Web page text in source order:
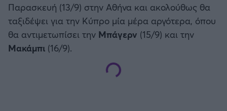
Παρασκευή (13/9) στην Αθήνα και ακολούθως θα
ταξιδέψει για την Κύπρο μία μέρα αργότερα, όπου
θα αντιμετωπίσει την Μπάγερν (15/9) και την
Μακάμπι (16/9).